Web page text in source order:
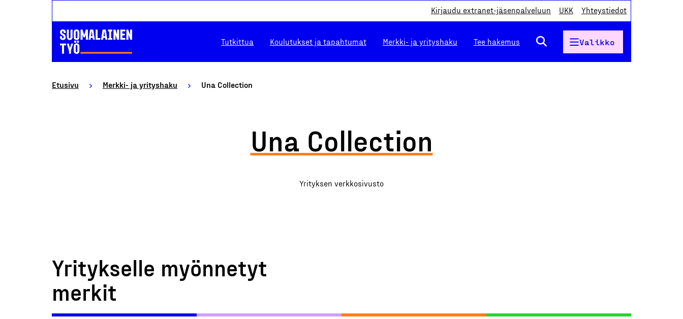
Kirjaudu extranet-jäsenpalveluun UKK Yhteystiedot
Tutkittua Koulutukset ja tapahtumat Merkki- ja yrityshaku Tee hakemus Valikko
Etusivu Merkki- ja yrityshaku Una Collection
Una Collection
Yrityksen verkkosivusto
Yritykselle myönnetyt
merkit